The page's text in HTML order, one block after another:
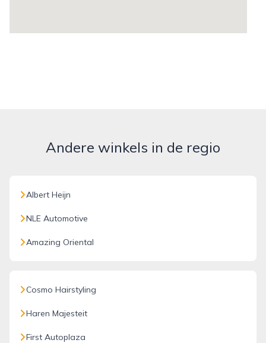
Andere winkels in de regio
Albert Heijn
NLE Automotive
Amazing Oriental
Cosmo Hairstyling
Haren Majesteit
First Autoplaza